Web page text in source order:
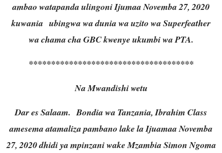
ambao watapanda ulingoni Ijumaa Novemba 27, 2020
kuwania ubingwa wa dunia wa uzito wa Superfeather
wa chama cha GBC kwenye ukumbi wa PTA.
*************************************
Na Mwandishi wetu
Dar es Salaam. Bondia wa Tanzania, Ibrahim Class
amesema atamaliza pambano lake la Ijuamaa Novemba
27, 2020 dhidi ya mpinzani wake Mzambia Simon Ngoma